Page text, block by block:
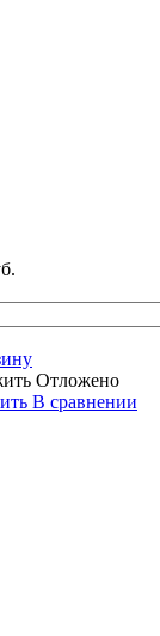
Отложено
В сравнении